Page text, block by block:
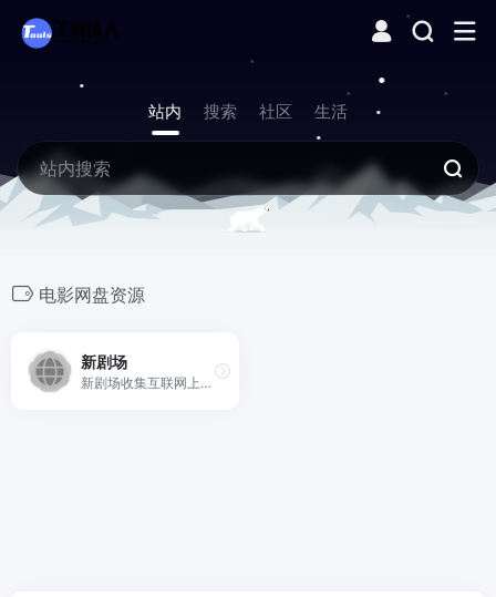
站内 搜索 社区 生活
电影网盘资源
新剧场
新剧场收集互联网上热播电视剧，好看电影，最新动漫、综艺等影视和其他类的百度网盘资源，为大家提供一个百度云网盘的免费下载平台，提供各类影视百度网盘资源下载。